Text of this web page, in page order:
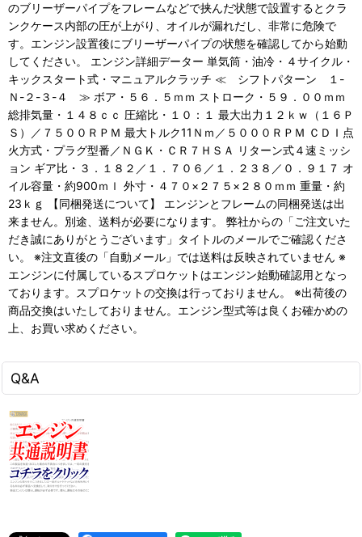
のブリーザーパイプをフレームなどで挟んだ状態で設置するとクラ
ンクケース内部の圧が上がり、オイルが漏れだし、非常に危険で
す。エンジン設置後にブリーザーパイプの状態を確認してから始動
してください。 エンジン詳細データー 単気筒・油冷・４サイクル・
キックスタート式・マニュアルクラッチ ≪ シフトパターン １-
Ｎ-２-３-４ ≫ ボア・５６．５ｍｍ ストローク・５９．００ｍｍ
総排気量・１４８ｃｃ 圧縮比・１０：１ 最大出力１２ｋｗ（１６Ｐ
Ｓ）／７５００ＲＰＭ 最大トルク11Ｎｍ／５０００ＲＰＭ ＣＤＩ点
火方式・プラグ型番／ＮＧＫ・ＣＲ７ＨＳＡ リターン式４速ミッシ
ョン ギア比・３．１８２／１．７０６／１．２３８／０．９１７ オ
イル容量・約900ｍｌ 外寸・４７０×２７５×２８０ｍｍ 重量・約
23ｋｇ 【同梱発送について】 エンジンとフレームの同梱発送は出
来ません。別途、送料が必要になります。 弊社からの「ご注文いた
だき誠にありがとうございます」タイトルのメールでご確認くださ
い。 ※注文直後の「自動メール」では送料は反映されていません ※
エンジンに付属しているスプロケットはエンジン始動確認用となっ
ております。スプロケットの交換は行っておりません。 ※出荷後の
商品交換はいたしておりません。エンジン型式等は良くお確かめの
上、お買い求めください。
Q&A